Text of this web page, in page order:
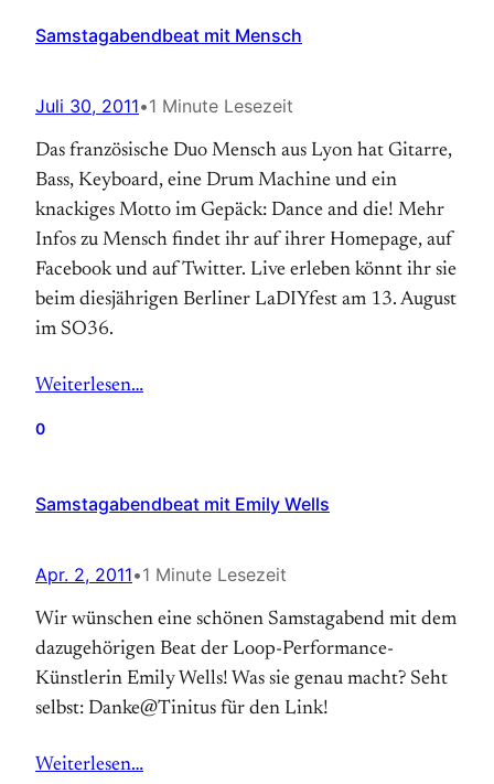
Samstagabendbeat mit Mensch
Juli 30, 2011•1 Minute Lesezeit
Das französische Duo Mensch aus Lyon hat Gitarre,
Bass, Keyboard, eine Drum Machine und ein
knackiges Motto im Gepäck: Dance and die! Mehr
Infos zu Mensch findet ihr auf ihrer Homepage, auf
Facebook und auf Twitter. Live erleben könnt ihr sie
beim diesjährigen Berliner LaDIYfest am 13. August
im SO36.
Weiterlesen…
0
Samstagabendbeat mit Emily Wells
Apr. 2, 2011•1 Minute Lesezeit
Wir wünschen eine schönen Samstagabend mit dem
dazugehörigen Beat der Loop-Performance-
Künstlerin Emily Wells! Was sie genau macht? Seht
selbst: Danke@Tinitus für den Link!
Weiterlesen…